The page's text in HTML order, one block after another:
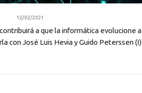
12/02/2021
a que la informática evolucione a
con José Luis Hevia y Guido Peterssen (I)